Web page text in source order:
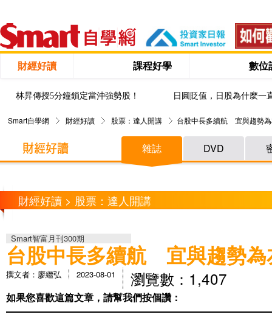
財經好讀 課程好學 數位
林昇傳授5分鐘鎖定當沖強勢股！ 日圓貶值，日股為什麼一
Smart自學網 財經好讀 股票：達人開講 台股中長多續航 宜與趨勢
雜誌 DVD
財經好讀 > 股票：達人開講
Smart智富月刊300期
台股中長多續航 宜與趨勢為
撰文者：廖繼弘 2023-08-01 瀏覽數：1,407
如果您喜歡這篇文章，請幫我們按個讚：